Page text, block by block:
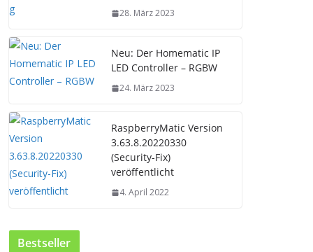
28. März 2023
Neu: Der Homematic IP
LED Controller – RGBW
24. März 2023
RaspberryMatic Version
3.63.8.20220330
(Security-Fix)
veröffentlicht
4. April 2022
Bestseller